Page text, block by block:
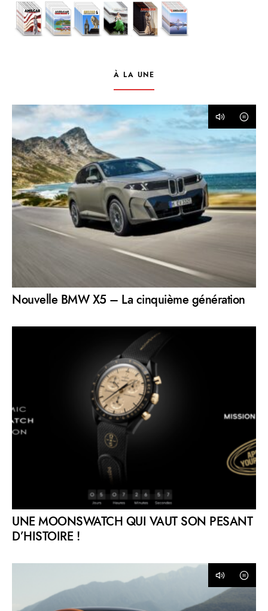
À LA UNE
Nouvelle BMW X5 – La cinquième génération
UNE MOONSWATCH QUI VAUT SON PESANT
D’HISTOIRE !